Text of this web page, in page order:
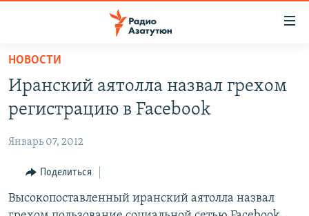
Перейти
основному
содержанию
Перейти
навигации
Перейти
НОВОСТИ
ПОЛИТИКА
ОБЩЕСТВО
ЭКОНОМИКА
РЕГИОН
НОВОСТИ
Иранский аятолла назвал грехом
регистрацию в Facebook
Январь 07, 2012
Поделиться
Высокопоставленный иранский аятолла назвал